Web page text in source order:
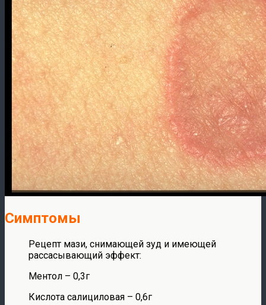
Симптомы
Рецепт мази, снимающей зуд и имеющей
рассасывающий эффект:
Ментол – 0,3г
Кислота салициловая – 0,6г